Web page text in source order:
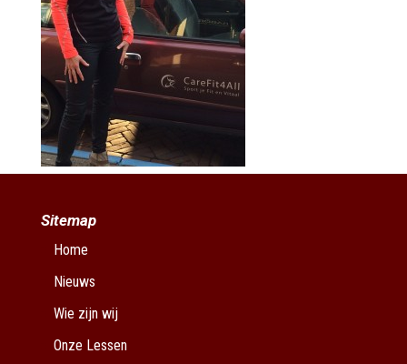
Sitemap
Home
Nieuws
Wie zijn wij
Onze Lessen